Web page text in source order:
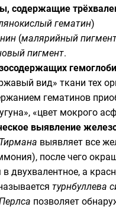
содержащие
гематин)
(малярийный
пигмент.
вид» ткани тех
гематинов
«цвет мокрого
выявление
выявляет все
после чего
в двухвалентное, а
турнбуллева
позволяет